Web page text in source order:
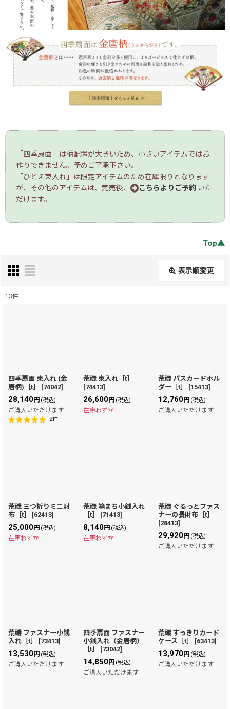
「四季扇面」は柄配置が大きいため、小さいアイテムではお
作りできません。予めご了承下さい。
「ひとえ束入れ」は限定アイテムのため在庫限りとなります
が、その他のアイテムは、完売後、
こちらよりご予約 いた
だけます。
Top▲
表示順変更
絞り込む
13件
四季扇面 束入れ (金
唐柄)［t］
[74042]
28,140円 (税込)
ご購入いただけます
2件
荒磯 束入れ［t］
[74413]
26,600円 (税込)
在庫わずか
荒磯 パスカードホル
ダー［t］
[15413]
12,760円 (税込)
ご購入いただけます
荒磯 三つ折りミニ財
布［t］
[62413]
25,000円 (税込)
在庫わずか
荒磯 箱まち小銭入れ
［t］
[71413]
8,140円 (税込)
在庫わずか
荒磯 ぐるっとファス
ナーの長財布［t］
[28413]
29,920円 (税込)
ご購入いただけます
荒磯 ファスナー小銭
入れ［t］
[73413]
13,530円 (税込)
ご購入いただけます
四季扇面 ファスナー
小銭入れ（金唐柄）
［t］
[73042]
14,850円 (税込)
ご購入いただけます
荒磯 すっきりカード
ケース［t］
[63413]
13,970円 (税込)
ご購入いただけます